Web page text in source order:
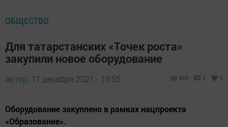
ОБЩЕСТВО
Для татарстанских «Точек роста»
закупили новое оборудование
автор, 11 декабря 2021 - 15:55 963 0 0
Оборудование закуплено в рамках нацпроекта
«Образование».